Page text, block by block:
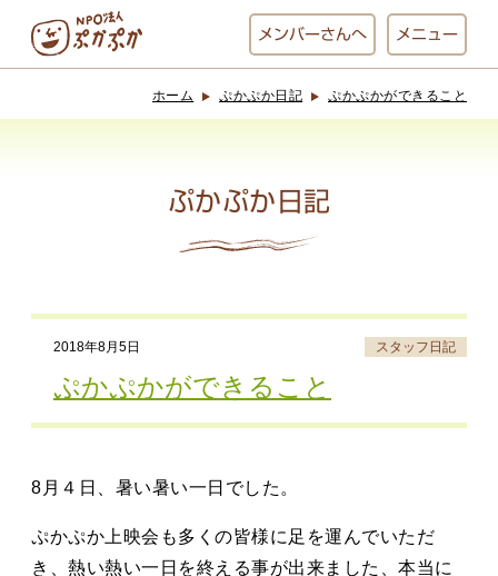
メンバーさんへ メニュー
お休み中
でんぱた
ホーム ぷかぷか日記 ぷかぷかができること
ぷかぷか日記
2018年8月5日 スタッフ日記
ぷかぷかができること
8月４日、暑い暑い一日でした。
ぷかぷか上映会も多くの皆様に足を運んでいただ
き、熱い熱い一日を終える事が出来ました、本当に